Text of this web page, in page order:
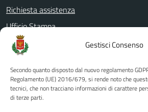
Gestisci Consenso
Secondo quanto disposto dal nuovo regolamento
Regolamento (UE) 2016/679, si rende noto che
tecnici, che non tracciano informazioni di carattere
di terze parti.
Richiesta assistenza
Ufficio Stampa
Amministrazione Trasparente
Albo pretorio
Informativa privacy
Note legali